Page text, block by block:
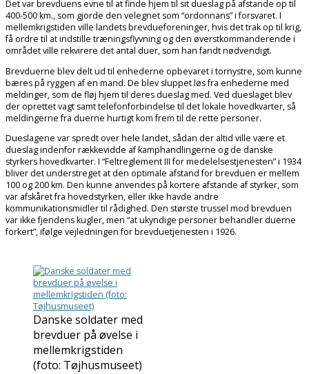
Det var brevduens evne til at finde hjem til sit dueslag på afstande op til
400-500 km., som gjorde den velegnet som “ordonnans” i forsvaret. I
mellemkrigstiden ville landets brevdueforeninger, hvis det trak op til krig,
få ordre til at indstille træningsflyvning og den øverstkommanderende i
området ville rekvirere det antal duer, som han fandt nødvendigt.
Brevduerne blev delt ud til enhederne opbevaret i tornystre, som kunne
bæres på ryggen af en mand. De blev sluppet løs fra enhederne med
meldinger, som de fløj hjem til deres dueslag med. Ved dueslaget blev
der oprettet vagt samt telefonforbindelse til det lokale hovedkvarter, så
meldingerne fra duerne hurtigt kom frem til de rette personer.
Dueslagene var spredt over hele landet, sådan der altid ville være et
dueslag indenfor rækkevidde af kamphandlingerne og de danske
styrkers hovedkvarter. I “Feltreglement III for medelelsestjenesten” i 1934
bliver det understreget at den optimale afstand for brevduen er mellem
100 og 200 km. Den kunne anvendes på kortere afstande af styrker, som
var afskåret fra hovedstyrken, eller ikke havde andre
kommunikationsmidler til rådighed. Den største trussel mod brevduen
var ikke fjendens kugler, men “at ukyndige personer behandler duerne
forkert”, ifølge vejledningen for brevduetjenesten i 1926.
Danske soldater med
brevduer på øvelse i
mellemkrigstiden
(foto: Tøjhusmuseet)